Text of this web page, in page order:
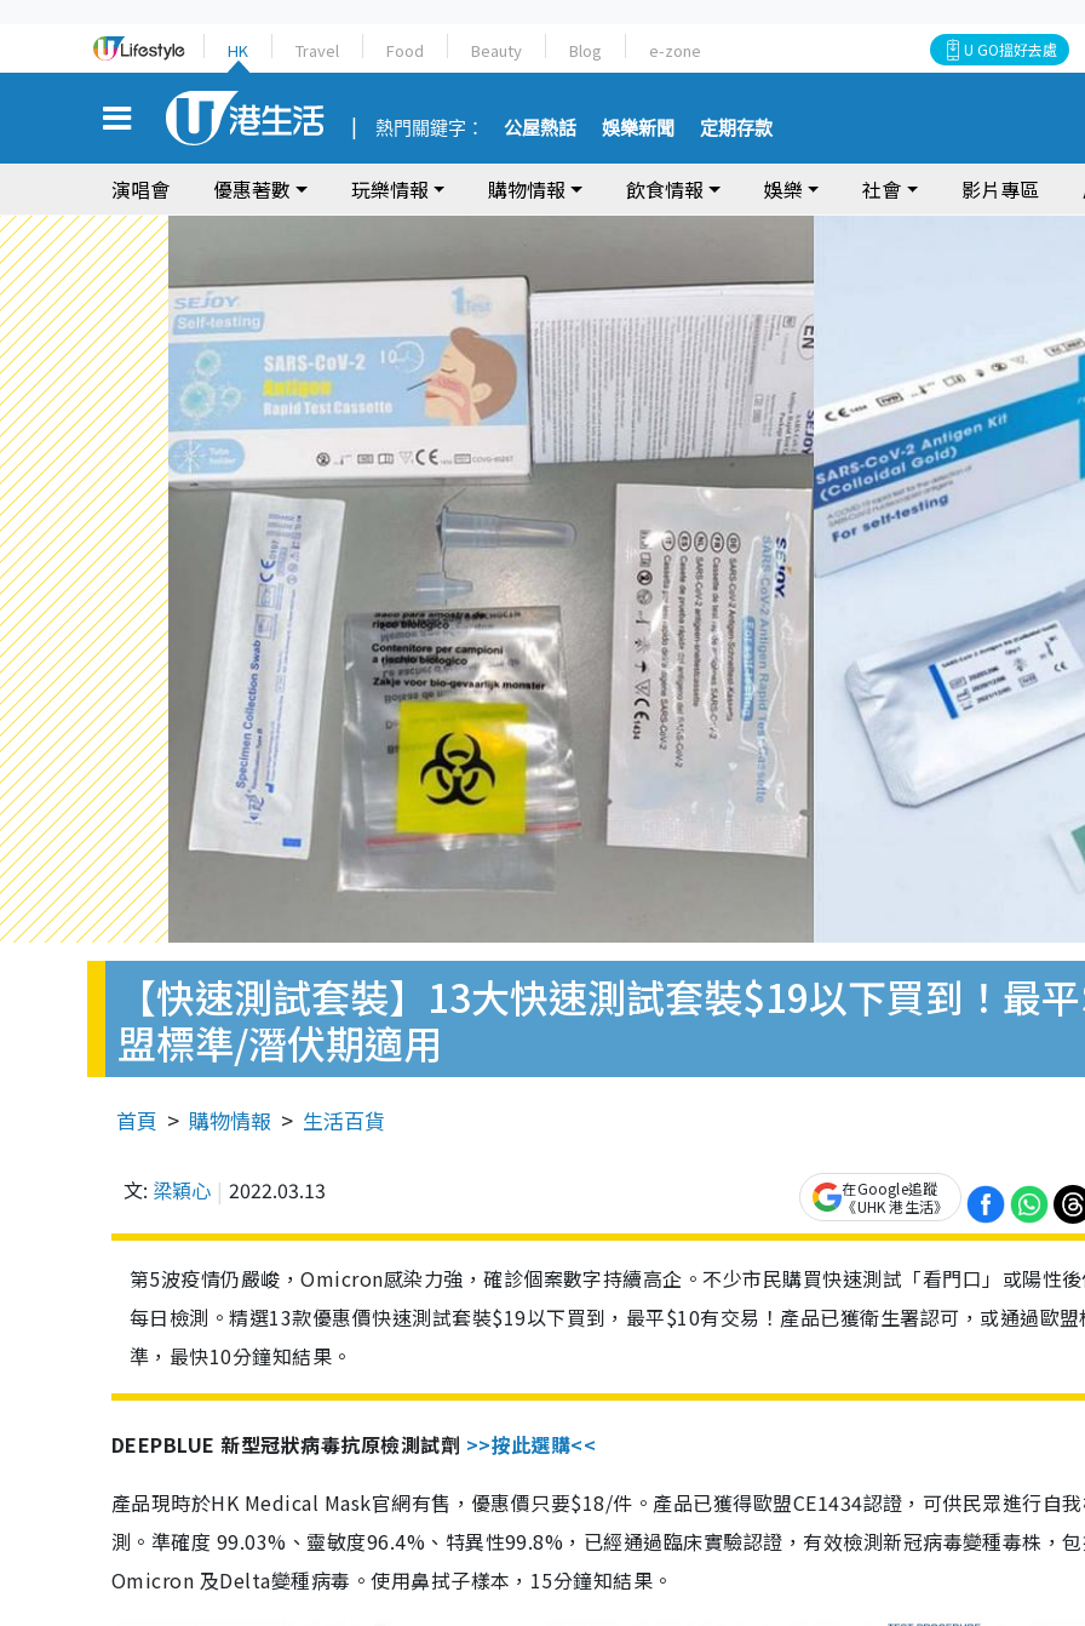
HK Travel Food Beauty Blog e-zone U GO搵好去處
熱門關鍵字： 公屋熱話 娛樂新聞 定期存款
演唱會 優惠著數 玩樂情報 購物情報 飲食情報 娛樂 社會 影片專區
【快速測試套裝】13大快速測試套裝$19以下買到！最
盟標準/潛伏期適用
首頁 購物情報 生活百貨
文: 梁穎心 2022.03.13
在Google追蹤
《UHK 港生活》
第5波疫情仍嚴峻，Omicron感染力強，確診個案數字持續高企。不少市民購買快速測試「看門口」或陽性
每日檢測。精選13款優惠價快速測試套裝$19以下買到，最平$10有交易！產品已獲衛生署認可，或通過歐盟
準，最快10分鐘知結果。
DEEPBLUE 新型冠狀病毒抗原檢測試劑 >>按此選購<<
產品現時於HK Medical Mask官網有售，優惠價只要$18/件。產品已獲得歐盟CE1434認證，可供民眾進行自
測。準確度 99.03%、靈敏度96.4%、特異性99.8%，已經通過臨床實驗認證，有效檢測新冠病毒變種毒株，
Omicron 及Delta變種病毒。使用鼻拭子樣本，15分鐘知結果。